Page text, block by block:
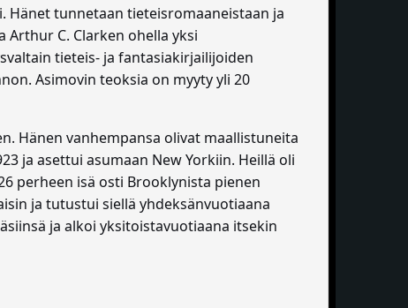
Hänet tunnetaan tieteisromaaneistaan ja
Arthur C. Clarken ohella yksi
tieteis- ja fantasiakirjailijoiden
Asimovin teoksia on myyty yli 20
Hänen vanhempansa olivat maallistuneita
ja asettui asumaan New Yorkiin. Heillä oli
perheen isä osti Brooklynista pienen
ja tutustui siellä yhdeksänvuotiaana
ja alkoi yksitoistavuotiaana itsekin